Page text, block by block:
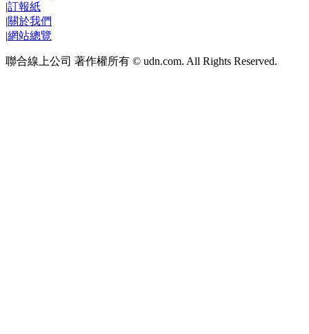
|訂報紙
|關於我們
|網站總覽
聯合線上公司 著作權所有 © udn.com. All Rights Reserved.